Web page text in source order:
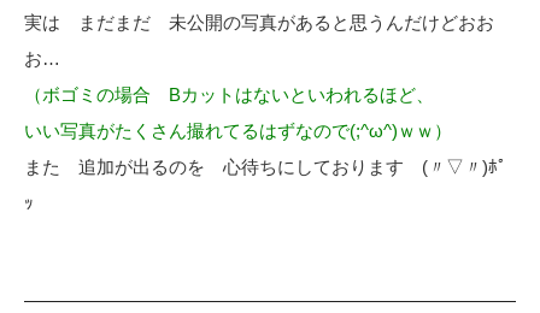
実は まだまだ 未公開の写真があると思うんだけどおお
お…
（ボゴミの場合 Bカットはないといわれるほど、
いい写真がたくさん撮れてるはずなので(;^ω^)ｗｗ）
また 追加が出るのを 心待ちにしております (〃▽〃)ﾎﾟ
ｯ